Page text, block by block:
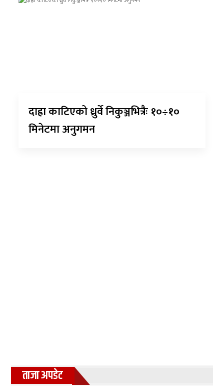
दाह्रा काटिएको ध्रुर्वे निकुञ्जभित्रैः १०÷१०
मिनेटमा अनुगमन
ताजा अपडेट